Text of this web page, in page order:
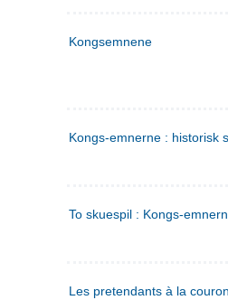
Kongsemnene
Kongs-emnerne : historisk
To skuespil : Kongs-
Les pretendants à la